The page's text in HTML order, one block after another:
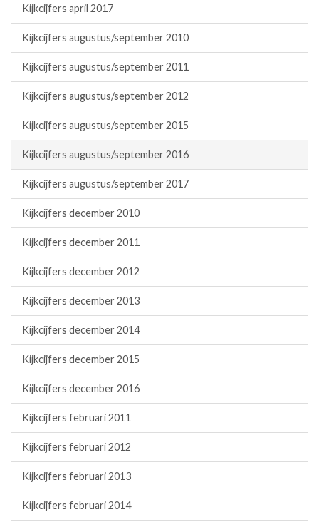
Kijkcijfers april 2017
Kijkcijfers augustus/september 2010
Kijkcijfers augustus/september 2011
Kijkcijfers augustus/september 2012
Kijkcijfers augustus/september 2015
Kijkcijfers augustus/september 2016
Kijkcijfers augustus/september 2017
Kijkcijfers december 2010
Kijkcijfers december 2011
Kijkcijfers december 2012
Kijkcijfers december 2013
Kijkcijfers december 2014
Kijkcijfers december 2015
Kijkcijfers december 2016
Kijkcijfers februari 2011
Kijkcijfers februari 2012
Kijkcijfers februari 2013
Kijkcijfers februari 2014